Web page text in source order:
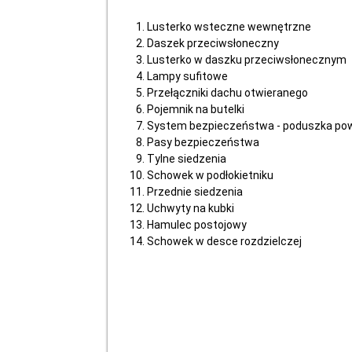
Lusterko wsteczne wewnętrzne
Daszek przeciwsłoneczny
Lusterko w daszku przeciwsłonecznym
Lampy sufitowe
Przełączniki dachu otwieranego
Pojemnik na butelki
System bezpieczeństwa - poduszka
Pasy bezpieczeństwa
Tylne siedzenia
Schowek w podłokietniku
Przednie siedzenia
Uchwyty na kubki
Hamulec postojowy
Schowek w desce rozdzielczej